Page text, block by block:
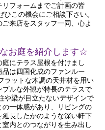
リフォームまでご計画の皆
ひこの機会にご相談下さい。
ご来店をスタッフ一同、心よ
お庭を紹介します☆
庭にテラス屋根を付けまし
品は四国化成のファンルー
ラットな木調の天井材を用い
プルな外観が特長のテラスで
や梁が目立たないデザインで
の一体感があり、リビングの
延長したかのような深い軒下
室内とのつながりを生み出し